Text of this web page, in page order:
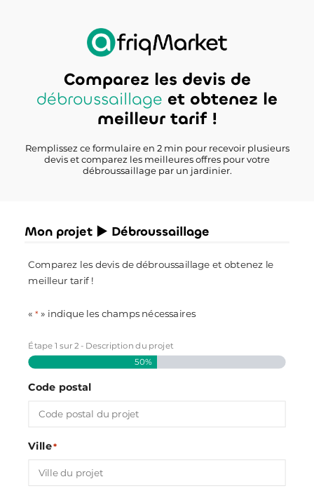
Comparez les devis de
débroussaillage et obtenez le
meilleur tarif !
Remplissez ce formulaire en 2 min pour recevoir plusieurs
devis et comparez les meilleures offres pour votre
débroussaillage par un jardinier.
Mon projet ► Débroussaillage
Comparez les devis de débroussaillage et obtenez le
meilleur tarif !
«* » indique les champs nécessaires
Étape1 sur2 - Description du projet
50%
Code postal
Ville*